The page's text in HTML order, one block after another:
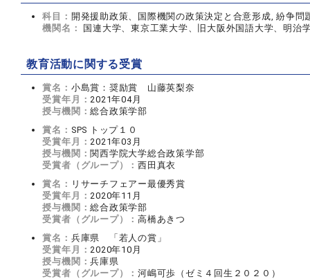
科目： 開発援助政策、国際機関の政策決定と合意形成, 紛争問
機関名：
国連大学、東京工業大学、旧大阪外国語大学、明治
教育活動に関する受賞
賞名： 小島賞：奨励賞 山藤英梨奈
受賞年月：2021年04月
授与機関：総合政策学部
賞名： SPS トップ１０
受賞年月：2021年03月
授与機関： 関西学院大学総合政策学部
受賞者（グループ）：西田真衣
賞名： リサーチフェアー最優秀賞
受賞年月：2020年11月
授与機関：総合政策学部
受賞者（グループ）：高橋あきつ
賞名： 兵庫県 「若人の賞」
受賞年月：2020年10月
授与機関：兵庫県
受賞者（グループ）：河嶋可歩（ゼミ４回生２０２０）